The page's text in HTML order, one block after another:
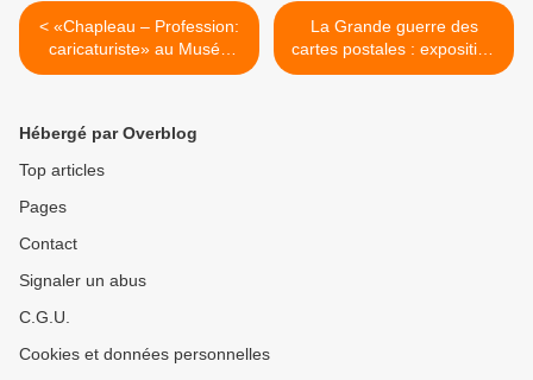
< «Chapleau – Profession:
caricaturiste» au Musée
McCord
La Grande guerre des
cartes postales : exposition
itinéante à louer pour
Hébergé par Overblog
Top articles
Pages
Contact
Signaler un abus
C.G.U.
Cookies et données personnelles